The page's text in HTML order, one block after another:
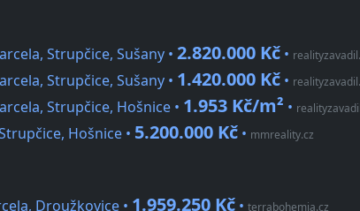
Strupčice, Sušany • 2.820.000 Kč •
Strupčice, Sušany • 1.420.000 Kč •
Strupčice, Hošnice • 1.953 Kč/m² •
Hošnice • 5.200.000 Kč • mmreality.cz
Droužkovice • 1.959.250 Kč • terrabohemia.cz